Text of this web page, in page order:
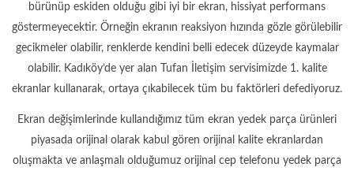
bürünüp eskiden olduğu gibi iyi bir ekran, hissiyat performans
göstermeyecektir. Örneğin ekranın reaksiyon hızında gözle görülebilir
gecikmeler olabilir, renklerde kendini belli edecek düzeyde kaymalar
olabilir. Kadıköy’de yer alan Tufan İletişim servisimizde 1. kalite
ekranlar kullanarak, ortaya çıkabilecek tüm bu faktörleri defediyoruz.
Ekran değişimlerinde kullandığımız tüm ekran yedek parça ürünleri
piyasada orijinal olarak kabul gören orijinal kalite ekranlardan
oluşmakta ve anlaşmalı olduğumuz orijinal cep telefonu yedek parça